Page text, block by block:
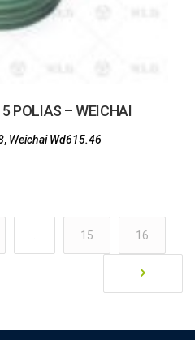
POLIAS – WEICHAI
, Weichai Wd615.46
15 16